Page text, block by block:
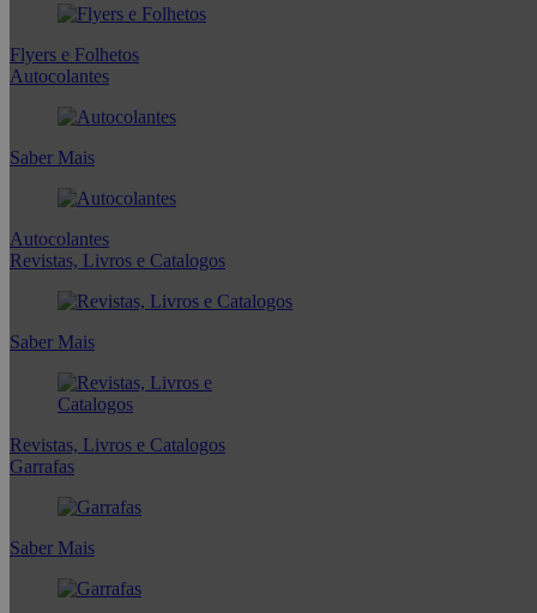
Flyers e Folhetos
Autocolantes
Saber Mais
Autocolantes
Revistas, Livros e Catalogos
Saber Mais
Revistas, Livros e Catalogos
Garrafas
Saber Mais